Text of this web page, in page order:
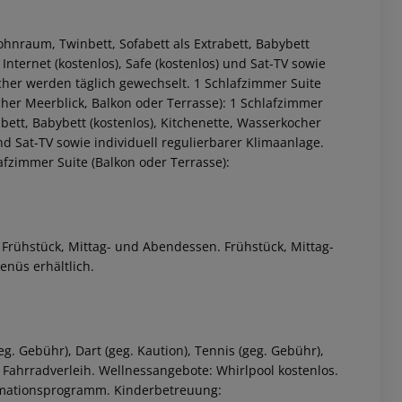
Twinbett, Sofabett als Extrabett, Babybett
(kostenlos), Safe (kostenlos) und Sat-TV sowie
werden täglich gewechselt. 1 Schlafzimmer Suite
Meerblick, Balkon oder Terrasse): 1 Schlafzimmer
Babybett (kostenlos), Kitchenette, Wasserkocher
Sat-TV sowie individuell regulierbarer Klimaanlage.
Suite (Balkon oder Terrasse):
Mittag- und Abendessen. Frühstück, Mittag-
erhältlich.
Gebühr), Dart (geg. Kaution), Tennis (geg. Gebühr),
Wellnessangebote: Whirlpool kostenlos.
Kinderbetreuung: